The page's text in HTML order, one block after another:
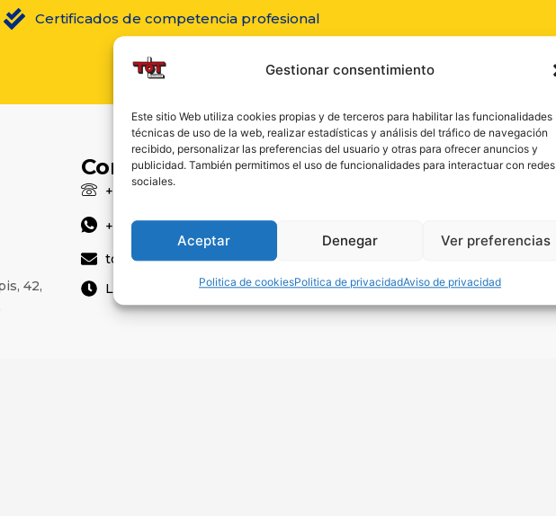
Gestionar consentimiento
Este sitio Web utiliza cookies propias y de terceros para habilitar las funcionalidades
técnicas de uso de la web, realizar estadísticas y análisis del tráfico de navegación
recibido, personalizar las preferencias del usuario y otras para ofrecer anuncios y
publicidad. También permitimos el uso de funcionalidades para interactuar con redes
sociales.
Aceptar Denegar Ver preferencias
Politica de cookiesPolitica de privacidadAviso de privacidad
Certificados de competencia profesional
42,
Contacto
+34 964 24 42 02
+34 647 560 996
toi@limpiezas-toilim.com
Lunes a Viernes de 9:00h a 15:00h
Toilim
Solicitar presupuesto